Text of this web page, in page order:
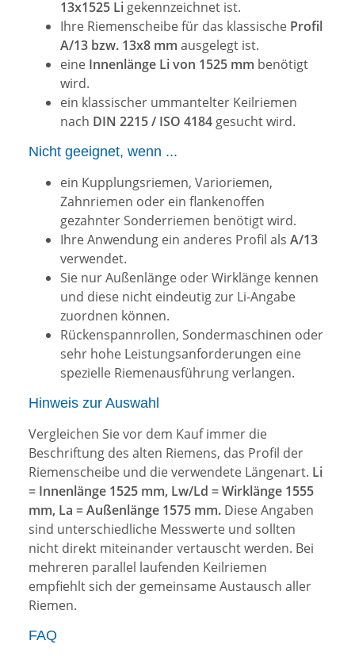
13x1525 Li gekennzeichnet ist.
Ihre Riemenscheibe für das klassische Profil
A/13 bzw. 13x8 mm ausgelegt ist.
eine Innenlänge Li von 1525 mm benötigt
wird.
ein klassischer ummantelter Keilriemen
nach DIN 2215 / ISO 4184 gesucht wird.
Nicht geeignet, wenn ...
ein Kupplungsriemen, Varioriemen,
Zahnriemen oder ein flankenoffen
gezahnter Sonderriemen benötigt wird.
Ihre Anwendung ein anderes Profil als A/13
verwendet.
Sie nur Außenlänge oder Wirklänge kennen
und diese nicht eindeutig zur Li-Angabe
zuordnen können.
Rückenspannrollen, Sondermaschinen oder
sehr hohe Leistungsanforderungen eine
spezielle Riemenausführung verlangen.
Hinweis zur Auswahl
Vergleichen Sie vor dem Kauf immer die
Beschriftung des alten Riemens, das Profil der
Riemenscheibe und die verwendete Längenart. Li
= Innenlänge 1525 mm, Lw/Ld = Wirklänge 1555
mm, La = Außenlänge 1575 mm. Diese Angaben
sind unterschiedliche Messwerte und sollten
nicht direkt miteinander vertauscht werden. Bei
mehreren parallel laufenden Keilriemen
empfiehlt sich der gemeinsame Austausch aller
Riemen.
FAQ